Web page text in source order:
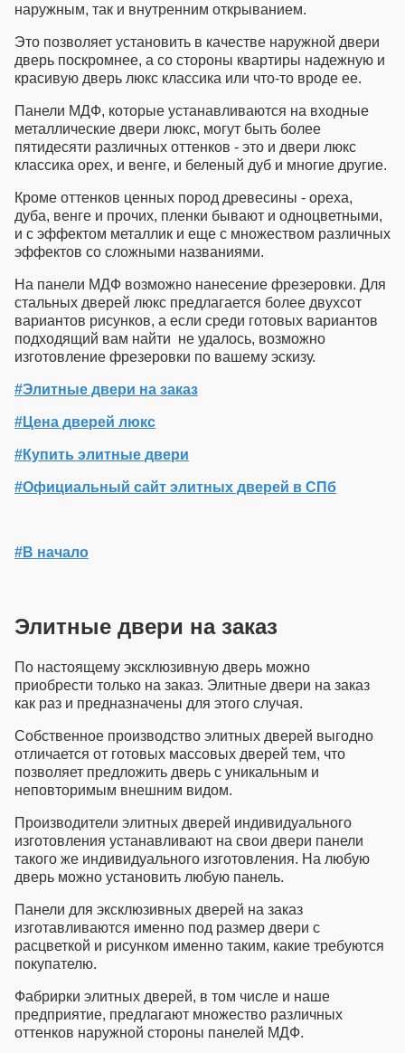
наружным, так и внутренним открыванием.
Это позволяет установить в качестве наружной двери
дверь поскромнее, а со стороны квартиры надежную и
красивую дверь люкс классика или что-то вроде ее.
Панели МДФ, которые устанавливаются на входные
металлические двери люкс, могут быть более
пятидесяти различных оттенков - это и двери люкс
классика орех, и венге, и беленый дуб и многие другие.
Кроме оттенков ценных пород древесины - ореха,
дуба, венге и прочих, пленки бывают и одноцветными,
и с эффектом металлик и еще с множеством различных
эффектов со сложными названиями.
На панели МДФ возможно нанесение фрезеровки. Для
стальных дверей люкс предлагается более двухсот
вариантов рисунков, а если среди готовых вариантов
подходящий вам найти не удалось, возможно
изготовление фрезеровки по вашему эскизу.
#Элитные двери на заказ
#Цена дверей люкс
#Купить элитные двери
#Официальный сайт элитных дверей в СПб
#В начало
Элитные двери на заказ
По настоящему эксклюзивную дверь можно
приобрести только на заказ. Элитные двери на заказ
как раз и предназначены для этого случая.
Собственное производство элитных дверей выгодно
отличается от готовых массовых дверей тем, что
позволяет предложить дверь с уникальным и
неповторимым внешним видом.
Производители элитных дверей индивидуального
изготовления устанавливают на свои двери панели
такого же индивидуального изготовления. На любую
дверь можно установить любую панель.
Панели для эксклюзивных дверей на заказ
изготавливаются именно под размер двери с
расцветкой и рисунком именно таким, какие требуются
покупателю.
Фабрирки элитных дверей, в том числе и наше
предприятие, предлагают множество различных
оттенков наружной стороны панелей МДФ.